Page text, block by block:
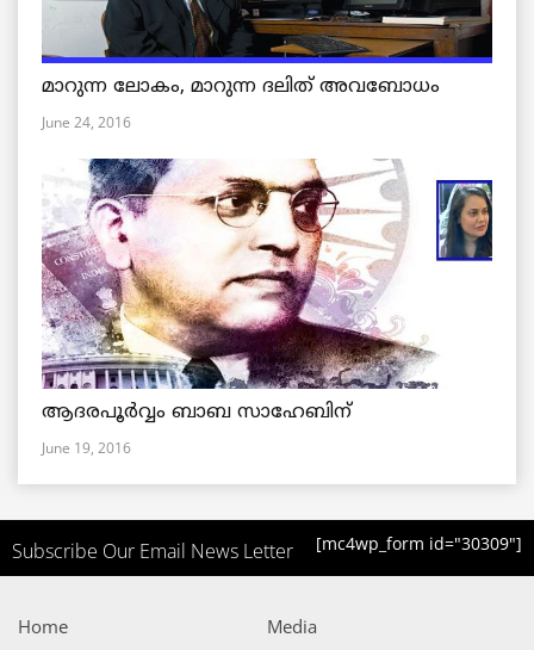
മാറുന്ന ലോകം, മാറുന്ന ദലിത് അവബോധം
June 24, 2016
ആദരപൂര്‍വ്വം ബാബ സാഹേബിന്
June 19, 2016
Subscribe Our Email News Letter [mc4wp_form id="30309"]
Home
Media